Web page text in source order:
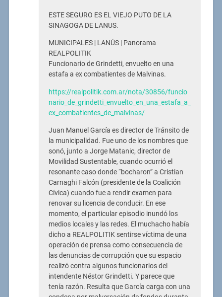
ESTE SEGURO ES EL VIEJO PUTO DE LA
SINAGOGA DE LANUS.
MUNICIPALES | LANÚS | Panorama
REALPOLITIK
Funcionario de Grindetti, envuelto en una
estafa a ex combatientes de Malvinas.
https://realpolitik.com.ar/nota/30856/funcio
nario_de_grindetti_envuelto_en_una_estafa_a_
ex_combatientes_de_malvinas/
Juan Manuel García es director de Tránsito de
la municipalidad. Fue uno de los nombres que
sonó, junto a Jorge Matanic, director de
Movilidad Sustentable, cuando ocurrió el
resonante caso donde “bocharon” a Cristian
Carnaghi Falcón (presidente de la Coalición
Cívica) cuando fue a rendir examen para
renovar su licencia de conducir. En ese
momento, el particular episodio inundó los
medios locales y las redes. El muchacho había
dicho a REALPOLITIK sentirse víctima de una
operación de prensa como consecuencia de
las denuncias de corrupción que su espacio
realizó contra algunos funcionarios del
intendente Néstor Grindetti. Y parece que
tenía razón. Resulta que García carga con una